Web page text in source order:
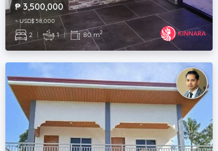
₱ 3,500,000
~ USD$ 58,000
2 | 1 | 80 m2